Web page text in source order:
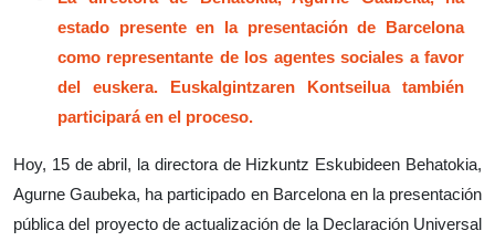
estado presente en la presentación de Barcelona
como representante de los agentes sociales a favor
del euskera. Euskalgintzaren Kontseilua también
participará en el proceso.
Hoy, 15 de abril, la directora de Hizkuntz Eskubideen Behatokia,
Agurne Gaubeka, ha participado en Barcelona en la presentación
pública del proyecto de actualización de la Declaración Universal